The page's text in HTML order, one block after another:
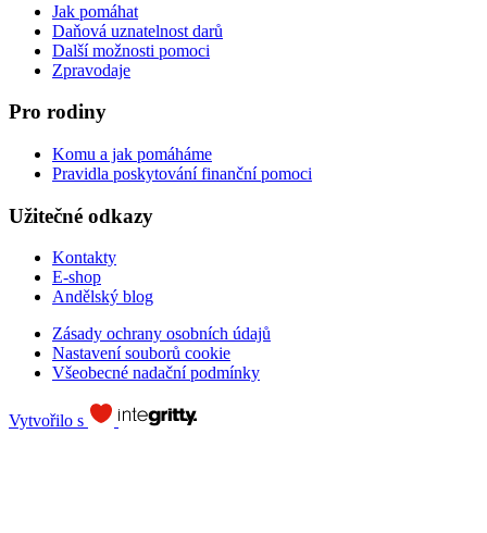
Jak pomáhat
Daňová uznatelnost darů
Další možnosti pomoci
Zpravodaje
Pro rodiny
Komu a jak pomáháme
Pravidla poskytování finanční pomoci
Užitečné odkazy
Kontakty
E-shop
Andělský blog
Zásady ochrany osobních údajů
Nastavení souborů cookie
Všeobecné nadační podmínky
Vytvořilo s